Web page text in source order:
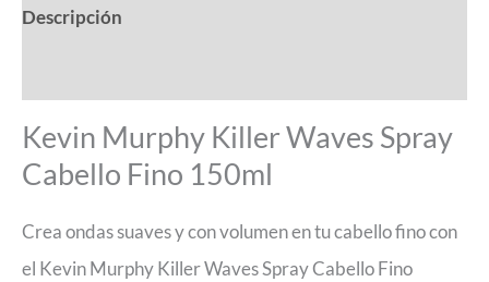
Descripción
Kevin Murphy Killer Waves Spray
Cabello Fino 150ml
Crea ondas suaves y con volumen en tu cabello fino con
el Kevin Murphy Killer Waves Spray Cabello Fino